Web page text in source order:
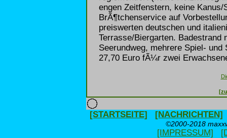
engen Zeitfenstern, keine
BrÃ¶tchenservice auf
preiswerten deutschen und
Terrasse/Biergarten.
Seerundweg, mehrere Spiel-
27,70 Euro fÃ¼r zwei
[STARTSEITE] [NACHRICHTEN]
©2000-2018
[IMPRESSUM]